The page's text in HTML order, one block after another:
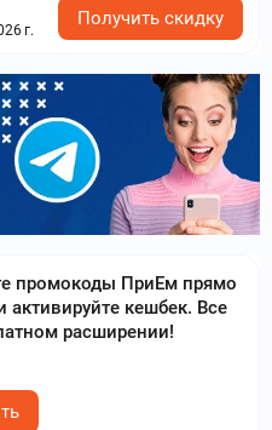
г.
Получить скидку
промокоды ПриЕм прямо
активируйте кешбек. Все
расширении!